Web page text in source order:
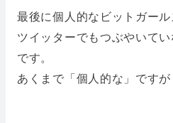
最後に個人的なビットガー
ツイッターでもつぶやいて
です。
あくまで「個人的な」ですが